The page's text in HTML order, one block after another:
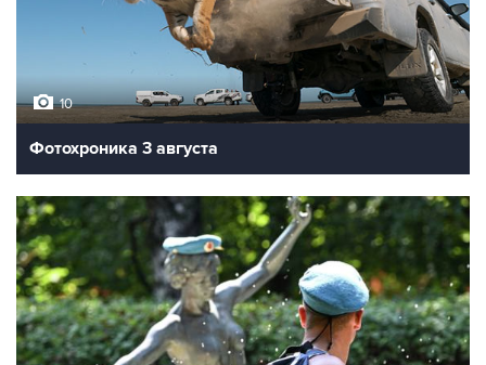
10
Фотохроника 3 августа